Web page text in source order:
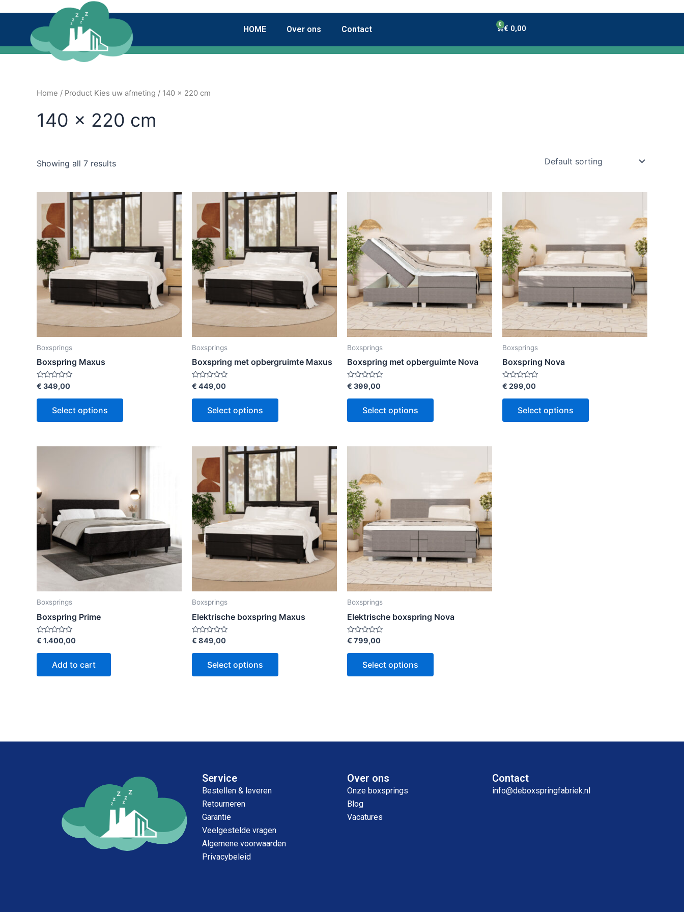
inhoud
HOME Over ons Contact € 0,00
0 Winkelwagen
Home / Product Kies uw afmeting / 140 x 220 cm
140 x 220 cm
Showing all 7 results
Boxsprings
Boxspring Maxus
Rated
0
out
€ 349,00
Select options
Boxsprings
Boxspring met opbergruimte Maxus
Rated
0
out
€ 449,00
Select options
Boxsprings
Boxspring met opberguimte Nova
Rated
0
out
€ 399,00
Select options
Boxsprings
Boxspring Nova
Rated
0
out
€ 299,00
Select options
Boxsprings
Boxspring Prime
Rated
out
€ 1.400,00
Add to cart
Boxsprings
Elektrische boxspring Maxus
Rated
out
€ 849,00
Select options
Boxsprings
Elektrische boxspring Nova
Rated
out
€ 799,00
Select options
Service
Bestellen & leveren
Retourneren
Garantie
Veelgestelde vragen
Algemene voorwaarden
Privacybeleid
Over ons
Onze boxsprings
Blog
Vacatures
Contact
info@deboxspringfabriek.nl